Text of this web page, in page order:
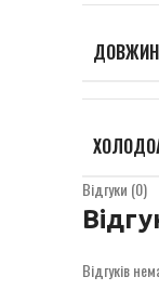
Відгуки (0)
Відгуків